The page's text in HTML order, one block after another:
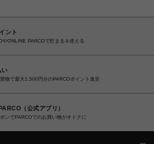
ント
やONLINE PARCOで貯まる＆使える
い
物で最大1,500円分のPARCOポイント進呈
（公式アプリ）
ンでPARCOでのお買い物がオトクに